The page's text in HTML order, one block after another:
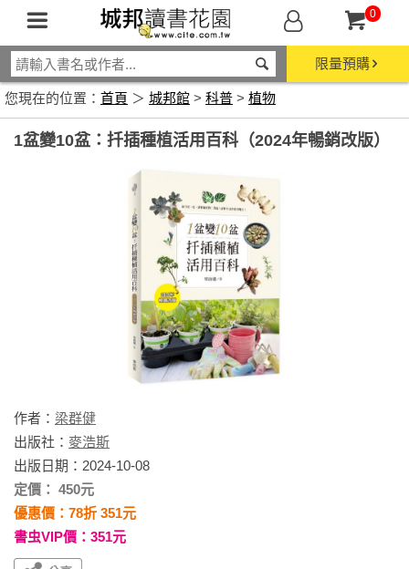
0
限量預購
您現在的位置： 首頁 ＞ 城邦館 > 科普 > 植物
1盆變10盆：扦插種植活用百科（2024年暢銷改版）
作者： 梁群健
出版社： 麥浩斯
出版日期：2024-10-08
定價： 450元
優惠價：78折 351元
書虫VIP價：351元